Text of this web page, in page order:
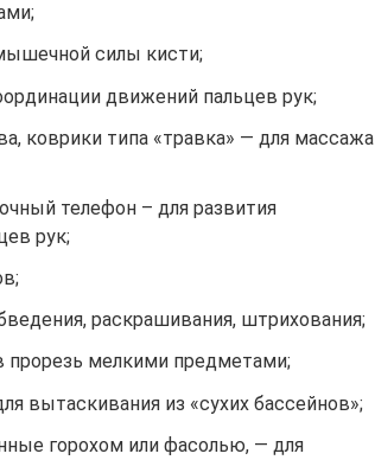
силы кисти;
движений пальцев рук;
коврики типа «травка» — для массажа
телефон – для развития
рук;
раскрашивания, штрихования;
прорезь мелкими предметами;
вытаскивания из «сухих бассейнов»;
горохом или фасолью, — для